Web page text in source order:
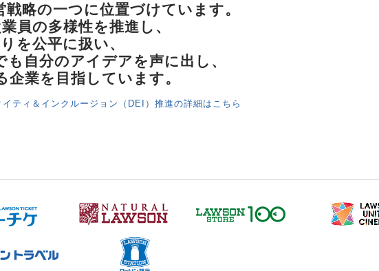
略の一つに位置づけています。
員の多様性を推進し、
を公平に扱い、
自分のアイデアを声に出し、
業を目指しています。
ティ＆インクルージョン（DEI）推進の詳細はこちら